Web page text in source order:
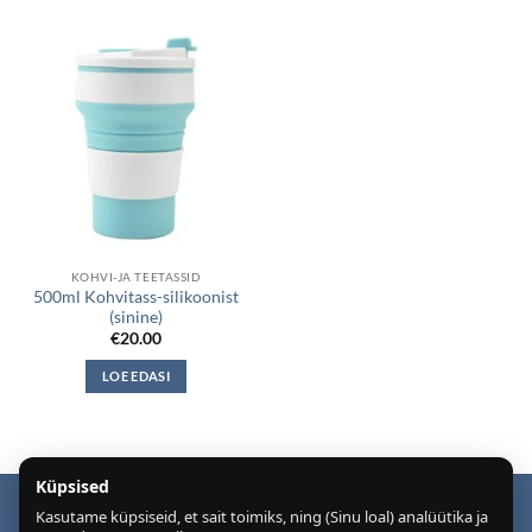
KOHVI-JA TEETASSID
500ml Kohvitass-silikoonist
(sinine)
€20.00
LOE EDASI
Puiduõlid ja vahadÕhuniisutajad
Küpsised
Kasutame küpsiseid, et sait toimiks, ning (Sinu loal) analüütika ja